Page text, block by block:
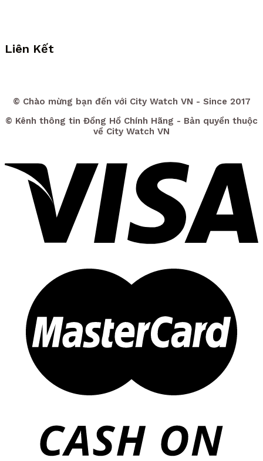
Liên Kết
© Chào mừng bạn đến với City Watch VN - Since 2017
© Kênh thông tin Đồng Hồ Chính Hãng - Bản quyền thuộc
về City Watch VN